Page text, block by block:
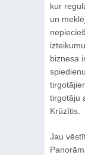
kur
un
biznesa
tirgotāju
Krūzītis.
Jau